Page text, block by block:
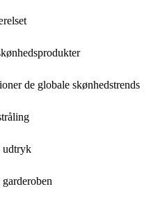
de globale skønhedstrends
udtryk